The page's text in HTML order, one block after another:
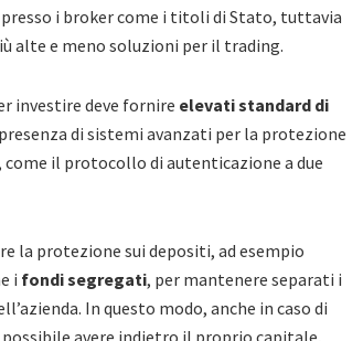
i broker come i titoli di Stato, tuttavia
alte e meno soluzioni per il trading.
investire deve fornire elevati standard di
di sistemi avanzati per la protezione
il protocollo di autenticazione a due
la protezione sui depositi, ad esempio
i fondi segregati, per mantenere separati i
In questo modo, anche in caso di
avere indietro il proprio capitale,